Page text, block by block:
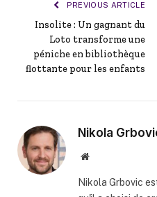
PREVIOUS ARTICLE
Insolite : Un gagnant du
Loto transforme une
péniche en bibliothèque
flottante pour les enfants
Nikola
Website
Nikola Grbovic